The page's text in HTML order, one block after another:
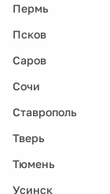
Пермь
Псков
Саров
Сочи
Ставрополь
Тверь
Тюмень
Усинск